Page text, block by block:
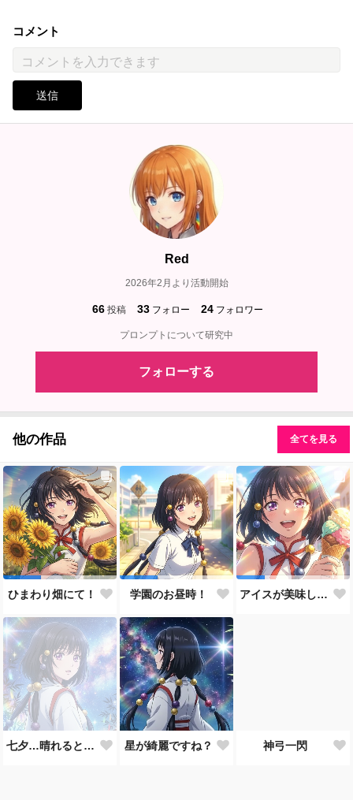
コメント
送信
Red
2026年2月より活動開始
66 投稿 33 フォロー 24 フォロワー
プロンプトについて研究中
フォローする
他の作品 全てを見る
ひまわり畑にて！ 学園のお昼時！ アイスが美味しい季節です
七夕…晴れると良いなぁ。 星が綺麗ですね？ 神弓一閃